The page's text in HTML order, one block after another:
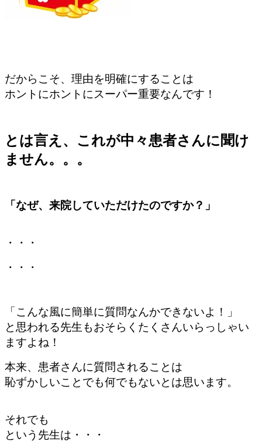
だからこそ、理由を明確にすることは
ホントにホントにスーパー重要なんです！
とは言え、これが中々患者さんに聞け
ません。。。
「なぜ、来院していただけたのですか？」
・・・
・・・
「こんな風に簡単に質問なんかできないよ！」
と思われる先生もおそらくたくさんいらっしゃい
ますよね！
本来、患者さんに質問されることは
恥ずかしいことでも何でもないとは思います。
それでも
という先生は・・・